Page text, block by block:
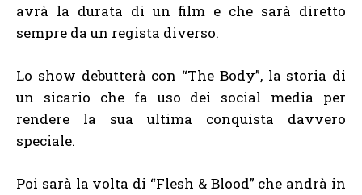
avrà la durata di un film e che sarà diretto
sempre da un regista diverso.
Lo show debutterà con “The Body”, la storia di
un sicario che fa uso dei social media per
rendere la sua ultima conquista davvero
speciale.
Poi sarà la volta di “Flesh & Blood” che andrà in